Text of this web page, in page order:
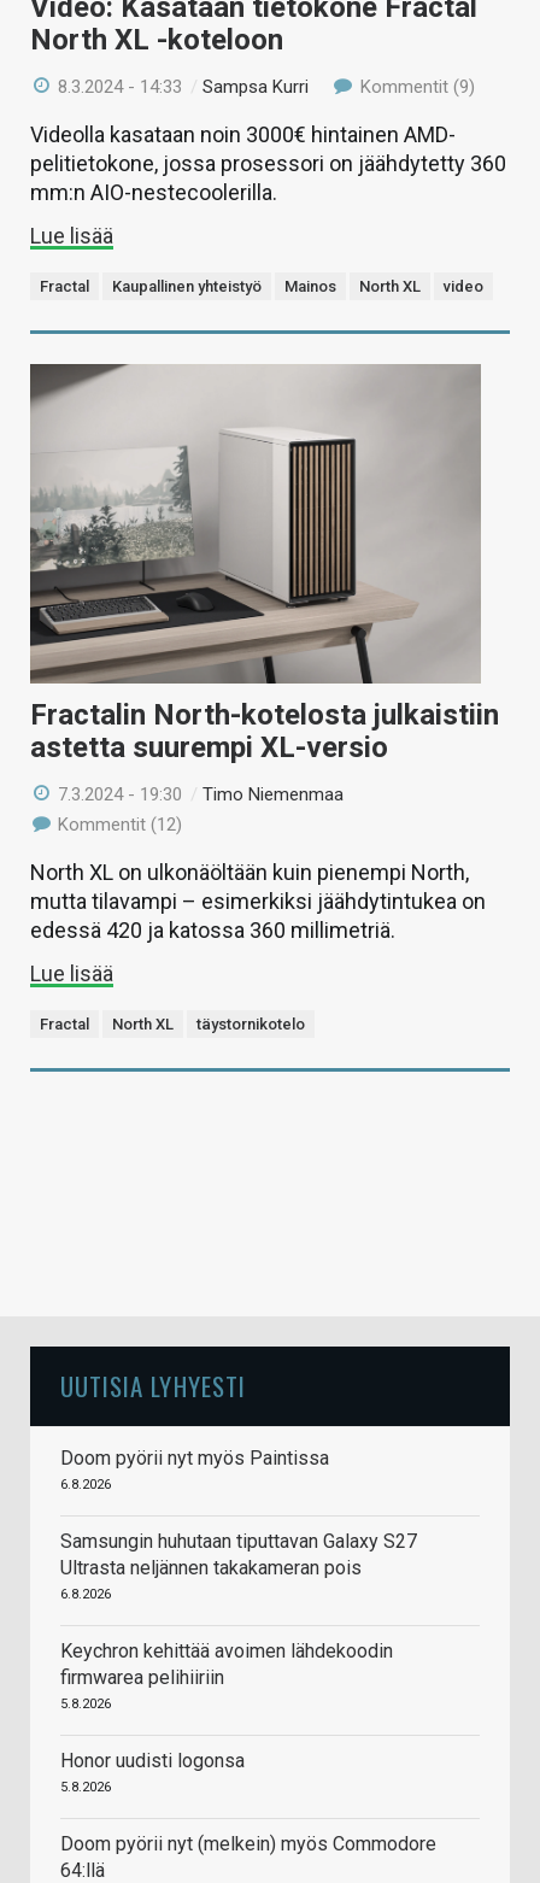
Video: Kasataan tietokone Fractal
North XL -koteloon
8.3.2024 - 14:33 /Sampsa Kurri Kommentit (9)
Videolla kasataan noin 3000€ hintainen AMD-
pelitietokone, jossa prosessori on jäähdytetty 360
mm:n AIO-nestecoolerilla.
Lue lisää
Fractal Kaupallinen yhteistyö Mainos North XL video
Fractalin North-kotelosta julkaistiin
astetta suurempi XL-versio
7.3.2024 - 19:30 /Timo Niemenmaa
Kommentit (12)
North XL on ulkonäöltään kuin pienempi North,
mutta tilavampi – esimerkiksi jäähdytintukea on
edessä 420 ja katossa 360 millimetriä.
Lue lisää
Fractal North XL täystornikotelo
UUTISIA LYHYESTI
Doom pyörii nyt myös Paintissa
6.8.2026
Samsungin huhutaan tiputtavan Galaxy S27
Ultrasta neljännen takakameran pois
6.8.2026
Keychron kehittää avoimen lähdekoodin
firmwarea pelihiiriin
5.8.2026
Honor uudisti logonsa
5.8.2026
Doom pyörii nyt (melkein) myös Commodore
64:llä